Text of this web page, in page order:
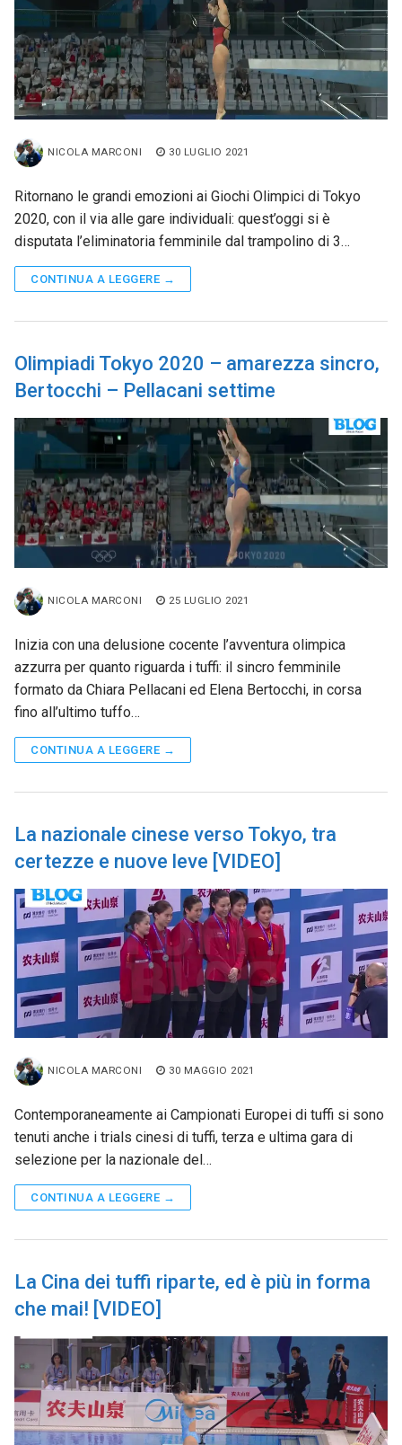
NICOLA MARCONI 30 LUGLIO 2021
Ritornano le grandi emozioni ai Giochi Olimpici di Tokyo
2020, con il via alle gare individuali: quest’oggi si è
disputata l’eliminatoria femminile dal trampolino di 3…
CONTINUA A LEGGERE →
Olimpiadi Tokyo 2020 – amarezza sincro,
Bertocchi – Pellacani settime
NICOLA MARCONI 25 LUGLIO 2021
Inizia con una delusione cocente l’avventura olimpica
azzurra per quanto riguarda i tuffi: il sincro femminile
formato da Chiara Pellacani ed Elena Bertocchi, in corsa
fino all’ultimo tuffo…
CONTINUA A LEGGERE →
La nazionale cinese verso Tokyo, tra
certezze e nuove leve [VIDEO]
NICOLA MARCONI 30 MAGGIO 2021
Contemporaneamente ai Campionati Europei di tuffi si sono
tenuti anche i trials cinesi di tuffi, terza e ultima gara di
selezione per la nazionale del…
CONTINUA A LEGGERE →
La Cina dei tuffi riparte, ed è più in forma
che mai! [VIDEO]